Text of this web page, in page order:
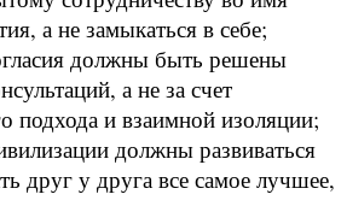
а не замыкаться в себе;
должны быть решены
а не за счет
подхода и взаимной изоляции;
должны развиваться
друг у друга все самое лучшее,